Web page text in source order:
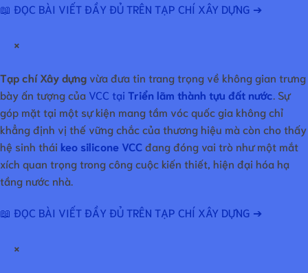
📖 ĐỌC BÀI VIẾT ĐẦY ĐỦ TRÊN TẠP CHÍ XÂY DỰNG ➔
×
Tạp chí Xây dựngvừa đưa tin trang trọng về không gian trưng
bày ấn tượng của VCC tại Triển lãm thành tựu đất nước . Sự
góp mặt tại một sự kiện mang tầm vóc quốc gia không chỉ
khẳng định vị thế vững chắc của thương hiệu mà còn cho thấy
hệ sinh thái keo silicone VCC đang đóng vai trò như một mắt
xích quan trọng trong công cuộc kiến thiết, hiện đại hóa hạ
tầng nước nhà.
📖 ĐỌC BÀI VIẾT ĐẦY ĐỦ TRÊN TẠP CHÍ XÂY DỰNG ➔
×